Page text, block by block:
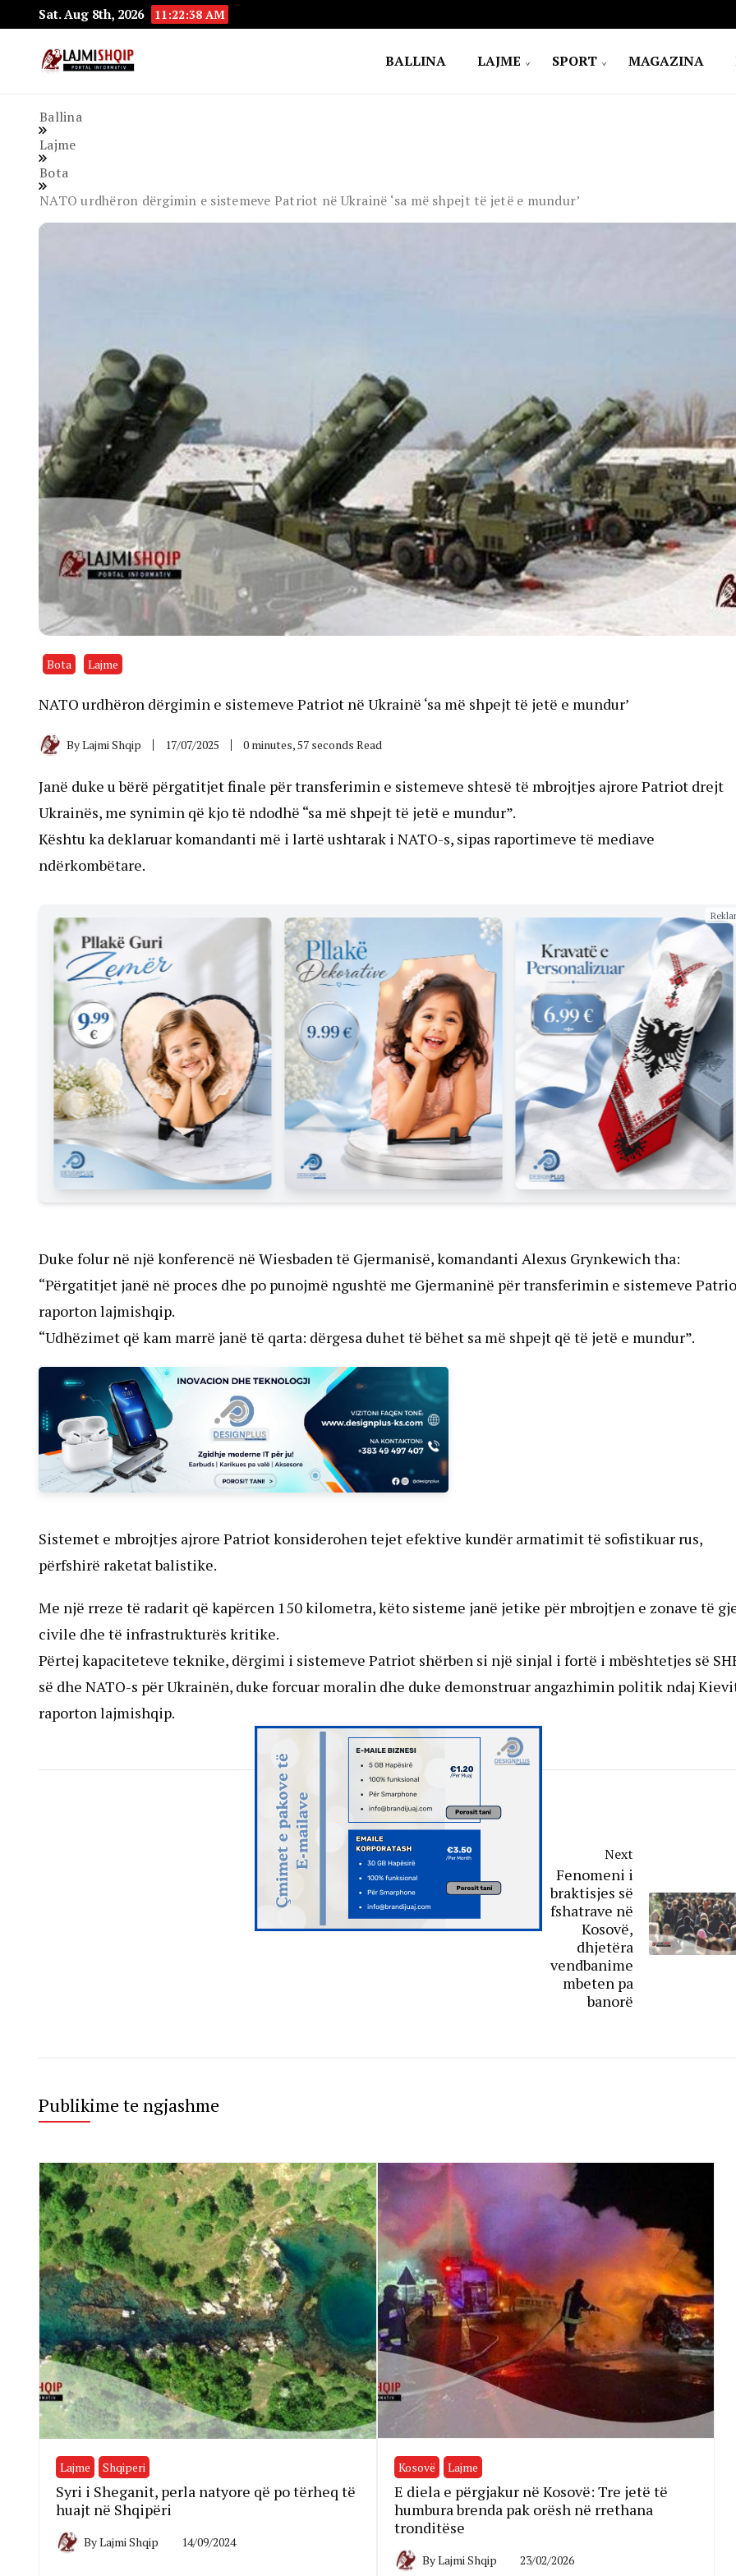
Sat. Aug 8th, 2026 11:22:39 AM
BALLINA LAJME SPORT MAGAZINA
Ballina
Lajme
Bota
NATO urdhëron dërgimin e sistemeve Patriot në Ukrainë ‘sa më shpejt të jetë e mundur’
Bota Lajme
NATO urdhëron dërgimin e sistemeve Patriot në Ukrainë ‘sa më shpejt të jetë e mundur’
ByLajmi Shqip 17/07/2025 0 minutes, 57 seconds Read
Janë duke u bërë përgatitjet finale për transferimin e sistemeve shtesë të mbrojtjes ajrore Patriot drejt
Ukrainës, me synimin që kjo të ndodhë “sa më shpejt të jetë e mundur”.
Kështu ka deklaruar komandanti më i lartë ushtarak i NATO-s, sipas raportimeve të mediave
ndërkombëtare.
Duke folur në një konferencë në Wiesbaden të Gjermanisë, komandanti Alexus Grynkewich tha:
“Përgatitjet janë në proces dhe po punojmë ngushtë me Gjermaninë për transferimin e sistemeve
raporton lajmishqip.
“Udhëzimet që kam marrë janë të qarta: dërgesa duhet të bëhet sa më shpejt që të jetë e mundur”.
Sistemet e mbrojtjes ajrore Patriot konsiderohen tejet efektive kundër armatimit të sofistikuar rus,
përfshirë raketat balistike.
Me një rreze të radarit që kapërcen 150 kilometra, këto sisteme janë jetike për mbrojtjen e zonave të
civile dhe të infrastrukturës kritike.
Përtej kapaciteteve teknike, dërgimi i sistemeve Patriot shërben si një sinjal i fortë i mbështetjes së
së dhe NATO-s për Ukrainën, duke forcuar moralin dhe duke demonstruar angazhimin politik ndaj
raporton lajmishqip.
Next
Fenomeni i
braktisjes së
fshatrave në
Kosovë,
dhjetëra
vendbanime
mbeten pa
banorë
Publikime te ngjashme
Lajme Shqiperi
Syri i Sheganit, perla natyore që po tërheq të
huajt në Shqipëri
ByLajmi Shqip 14/09/2024
Kosovë Lajme
E diela e përgjakur në Kosovë: Tre jetë të
humbura brenda pak orësh në rrethana
tronditëse
ByLajmi Shqip 23/02/2026